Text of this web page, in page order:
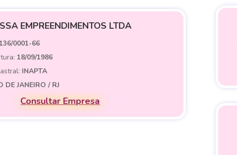
EMPREENDIMENTOS LTDA
0001-66
18/09/1986
INAPTA
DE JANEIRO / RJ
Consultar Empresa